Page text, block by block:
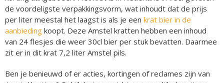
de voordeligste verpakkingsvorm, wat inhoudt dat de prijs
per liter meestal het laagst is als je een krat bier in de
aanbieding koopt. Deze Amstel kratten hebben een inhoud
van 24 flesjes die weer 30cl bier per stuk bevatten. Daarmee
zit er in dit krat 7,2 liter Amstel pils.
Ben je benieuwd of er acties, kortingen of reclames zijn van